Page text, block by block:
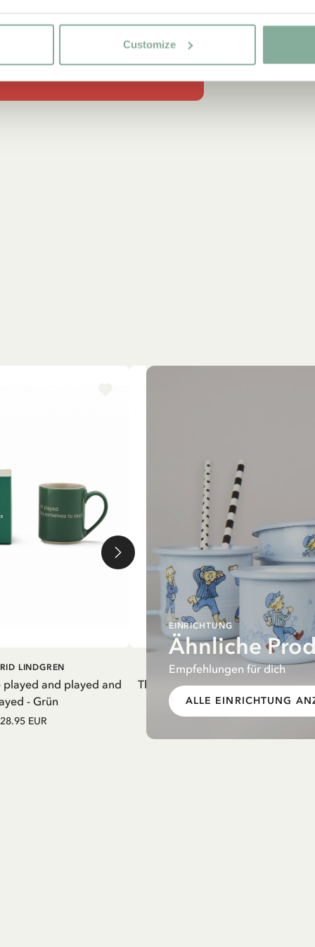
Customize
IN DEN
Das große
LOTTA AUS DER
20.00
EINRICHTUNG
Ähnliche
Empfehlungen für dich
ALLE EINRICHTUNG
WARENKORB
played and played and
- Grün
LINDGREN
28.95 EUR
IN DEN WARENKORB
Thermosflasche Pippi
Nachthemd Lila – 550 ml
PIPPI LANGSTRUMPF